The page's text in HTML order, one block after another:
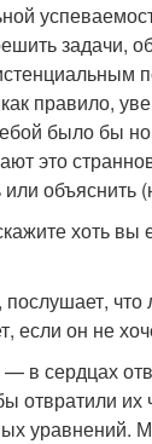
задачи,
правило,
было бы
это
или
хоть вы
он не
в сердцах
отвратили
уравнений.